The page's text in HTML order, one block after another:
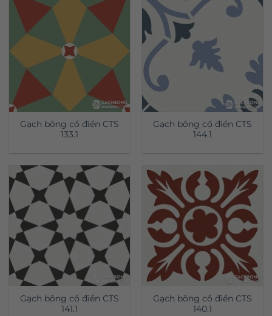
Gạch bông cổ điển CTS
133.1
Gạch bông cổ điển CTS
144.1
Gạch bông cổ điển CTS
141.1
Gạch bông cổ điển CTS
140.1